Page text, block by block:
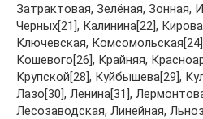
Затрактовая, Зелёная, Зонная,
Черных[21], Калинина[22],
Ключевская,
Кошевого[26], Крайняя,
Крупской[28], Куйбышева[29],
Лазо[30], Ленина[31],
Лесозаводская, Линейная,